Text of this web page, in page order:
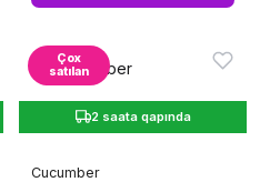
Çox
satılan
2 saata qapında
Cucumber